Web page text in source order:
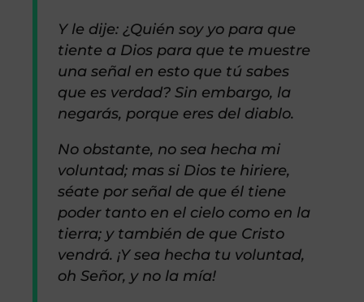
Y le dije: ¿Quién soy yo para que
tiente a Dios para que te muestre
una señal en esto que tú sabes
que es verdad? Sin embargo, la
negarás, porque eres del diablo.
No obstante, no sea hecha mi
voluntad; mas si Dios te hiriere,
séate por señal de que él tiene
poder tanto en el cielo como en la
tierra; y también de que Cristo
vendrá. ¡Y sea hecha tu voluntad,
oh Señor, y no la mía!